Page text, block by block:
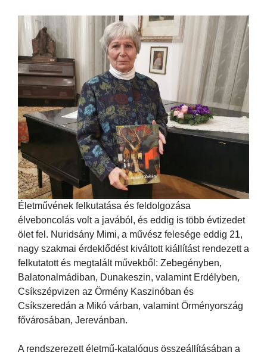
Életművének felkutatása és feldolgozása
élveboncolás volt a javából, és eddig is több évtizedet
ölet fel. Nuridsány Mimi, a művész felesége eddig 21,
nagy szakmai érdeklődést kiváltott kiállítást rendezett a
felkutatott és megtalált művekből: Zebegényben,
Balatonalmádiban, Dunakeszin, valamint Erdélyben,
Csíkszépvizen az Örmény Kaszinóban és
Csíkszeredán a Mikó várban, valamint Örményország
fővárosában, Jerevánban.
A rendszerezett életmű-katalógus összeállításában a